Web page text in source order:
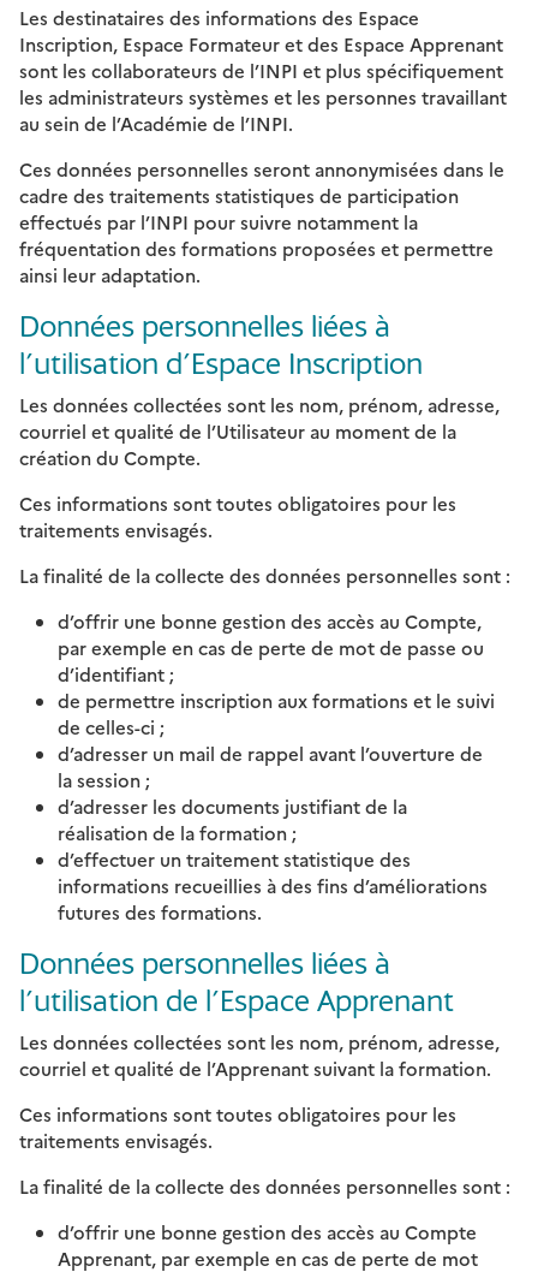
Les destinataires des informations des Espace
Inscription, Espace Formateur et des Espace Apprenant
sont les collaborateurs de l’INPI et plus spécifiquement
les administrateurs systèmes et les personnes travaillant
au sein de l’Académie de l’INPI.
Ces données personnelles seront annonymisées dans le
cadre des traitements statistiques de participation
effectués par l’INPI pour suivre notamment la
fréquentation des formations proposées et permettre
ainsi leur adaptation.
Données personnelles liées à
l’utilisation d’Espace Inscription
Les données collectées sont les nom, prénom, adresse,
courriel et qualité de l’Utilisateur au moment de la
création du Compte.
Ces informations sont toutes obligatoires pour les
traitements envisagés.
La finalité de la collecte des données personnelles sont :
d’offrir une bonne gestion des accès au Compte,
par exemple en cas de perte de mot de passe ou
d’identifiant ;
de permettre inscription aux formations et le suivi
de celles-ci ;
d’adresser un mail de rappel avant l’ouverture de
la session ;
d’adresser les documents justifiant de la
réalisation de la formation ;
d’effectuer un traitement statistique des
informations recueillies à des fins d’améliorations
futures des formations.
Données personnelles liées à
l’utilisation de l’Espace Apprenant
Les données collectées sont les nom, prénom, adresse,
courriel et qualité de l’Apprenant suivant la formation.
Ces informations sont toutes obligatoires pour les
traitements envisagés.
La finalité de la collecte des données personnelles sont :
d’offrir une bonne gestion des accès au Compte
Apprenant, par exemple en cas de perte de mot